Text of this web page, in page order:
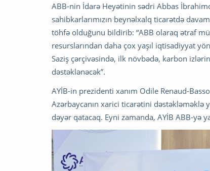
ABB-nin İdarə Heyətinin sədri Abbas
sahibkarlarımızın beynəlxalq ticarətdə
töhfə olduğunu bildirib: “ABB olaraq ətraf
resurslarından daha çox yaşıl iqtisadiyyat
Saziş çərçivəsində, ilk növbədə, karbon
dəstəklənəcək”.
AYİB-in prezidenti xanım Odile Renaud-
Azərbaycanın xarici ticarətini
dəyər qatacaq. Eyni zamanda, AYİB ABB-yə